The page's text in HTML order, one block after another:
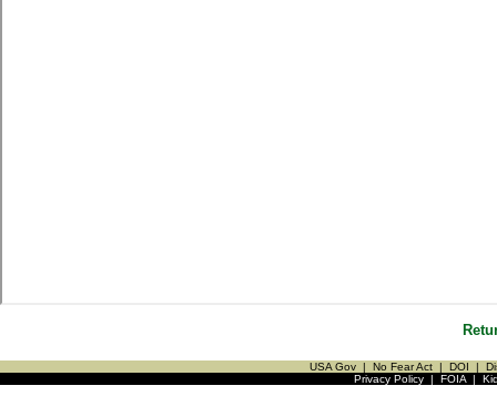
USA Gov | No Fear Act | DOI |
Privacy Policy| FOIA|